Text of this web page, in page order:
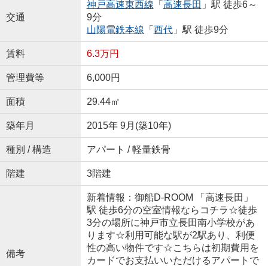
交通
神戸高速東西線 「 高速長田 」駅 徒歩6～
9分
山陽電鉄本線 「 西代」駅 徒歩9分
賃料 6.3万円
管理費等 6,000円
面積 29.44㎡
築年月 2015年 9月(築10年)
種別 / 構造 アパート / 軽量鉄骨
階建 3階建
備考
新着情報：御船D-ROOM 「高速長田」
駅 徒歩6分の空室情報ならコチラ☆徒歩
3分の場所に神戸市立長田南小学校があ
ります☆利用可能な駅が2駅あり、利便
性の高い物件です☆こちらは初期費用を
カードでお支払いいただけるアパートで